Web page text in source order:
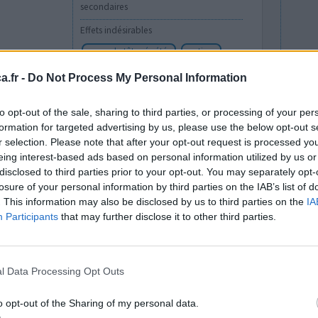
- Do Not Process My Personal Information
opt-out of the sale, sharing to third parties, or processing of your
for targeted advertising by us, please use the below opt-out
selection. Please note that after your opt-out request is processed
interest-based ads based on personal information utilized by us
to third parties prior to your opt-out. You may separately
of your personal information by third parties on the IAB’s list of
This information may also be disclosed by us to third parties on the
Participants that may further disclose it to other third parties.
Data Processing Opt Outs
opt-out of the Sharing of my personal data.
secondaires
Effets indésirables
maux de tête répétés
vertiges
fatigue
0 réactions
Quantité effets
pose de